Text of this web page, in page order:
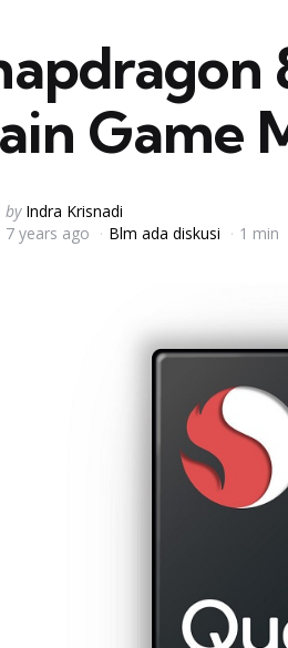
Game
Posted
by
by Indra Krisnadi
7 years ago
Blm ada diskusi 1 min